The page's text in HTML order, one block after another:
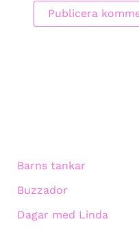
Barns tankar
Buzzador
Dagar med Linda